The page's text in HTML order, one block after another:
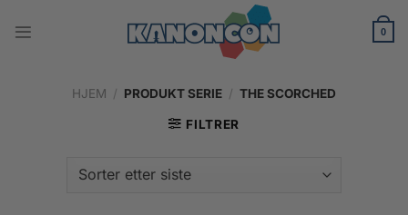
0
HJEM / PRODUKT SERIE / THE SCORCHED
FILTRER